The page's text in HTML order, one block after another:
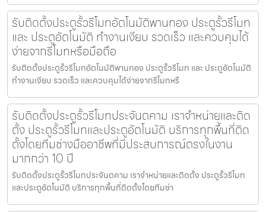
รับติดตั้งประตูรั้วรีโมทอัตโนมัติพานทอง ประตูรั้วรีโมท
และ ประตูอัตโนมัติ ทำงานเงียบ รวดเร็ว และควบคุมได้
ง่ายจากรีโมทหรือมือถือ
รับติดตั้งประตูรั้วรีโมทอัตโนมัติพานทอง ประตูรั้วรีโมท และ ประตูอัตโนมัติ
ทำงานเงียบ รวดเร็ว และควบคุมได้ง่ายจากรีโมทหรื
รับติดตั้งประตูรั้วรีโมทประจันตคาม เราจำหน่ายและติด
ตั้ง ประตูรั้วรีโมทและประตูอัตโนมัติ บริการทุกพื้นที่ติด
ตั้งโดยทีมช่างมืออาชีพที่มีประสบการณ์ตรงในงาน
มากกว่า 10 ปี
รับติดตั้งประตูรั้วรีโมทประจันตคาม เราจำหน่ายและติดตั้ง ประตูรั้วรีโมท
และประตูอัตโนมัติ บริการทุกพื้นที่ติดตั้งโดยทีมช่า